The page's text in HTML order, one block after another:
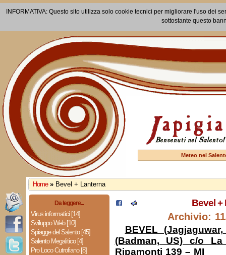
INFORMATIVA: Questo sito utilizza solo cookie tecnici per migliorare l'uso dei
sottostante questo
Meteo nel
Home » Bevel + Lanterna
Da leggere...
Virus informatici [14]
Sviluppo Web [10]
Spiagge del Salento [45]
Salento Megalitico [4]
Pro Loco Cutrofiano [8]
Bevel +
Archivio:
BEVEL
(Badman, US) c/o
Ripamonti 139 – MI